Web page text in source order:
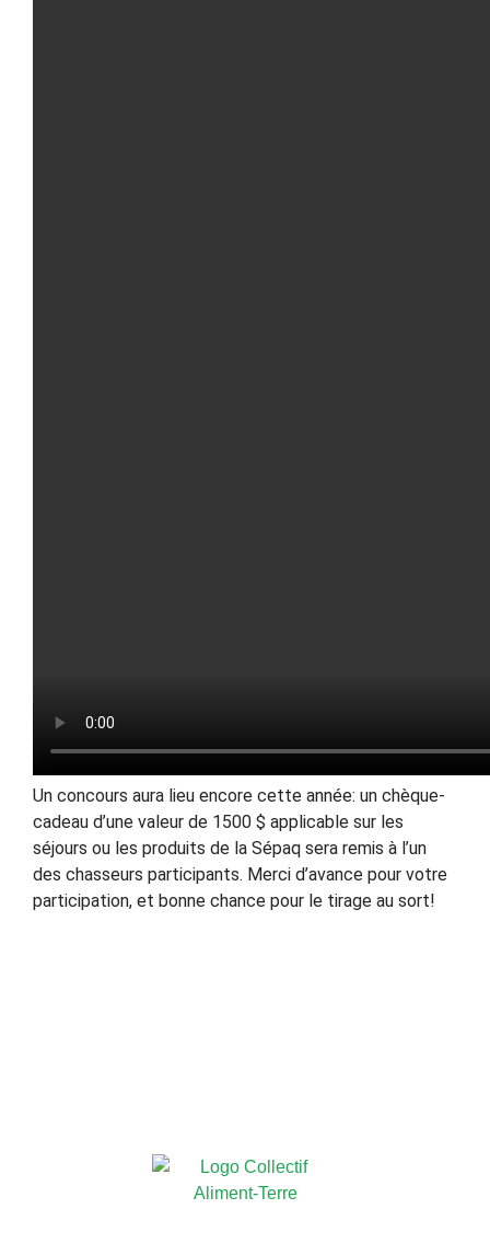
Un concours aura lieu encore cette année: un chèque-
cadeau d’une valeur de 1500 $ applicable sur les
séjours ou les produits de la Sépaq sera remis à l’un
des chasseurs participants. Merci d’avance pour votre
participation, et bonne chance pour le tirage au sort!